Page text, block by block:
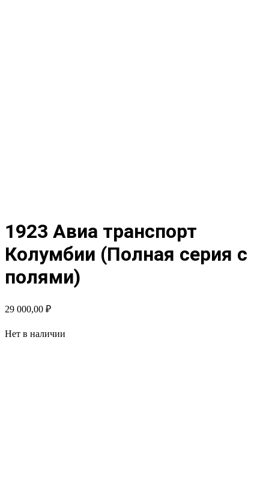
1923 Авиа транспорт
Колумбии (Полная серия с
полями)
29 000,00 ₽
Нет в наличии